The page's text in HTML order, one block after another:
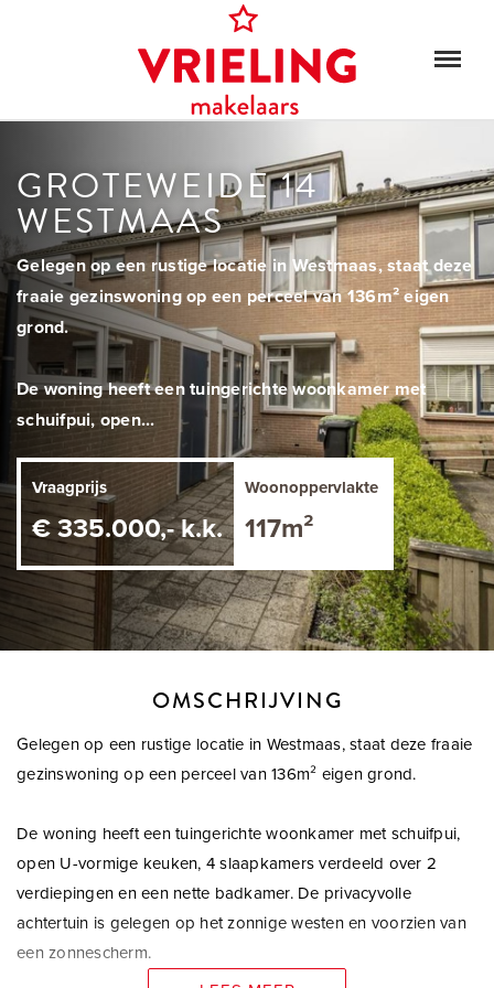
GROTEWEIDE 14
WESTMAAS
Gelegen op een rustige locatie in Westmaas, staat deze
fraaie gezinswoning op een perceel van 136m² eigen
grond.
De woning heeft een tuingerichte woonkamer met
schuifpui, open...
Vraagprijs
€ 335.000,- k.k.
Woonoppervlakte
117m²
OMSCHRIJVING
Gelegen op een rustige locatie in Westmaas, staat deze fraaie
gezinswoning op een perceel van 136m² eigen grond.
De woning heeft een tuingerichte woonkamer met schuifpui,
open U-vormige keuken, 4 slaapkamers verdeeld over 2
verdiepingen en een nette badkamer. De privacyvolle
achtertuin is gelegen op het zonnige westen en voorzien van
een zonnescherm.